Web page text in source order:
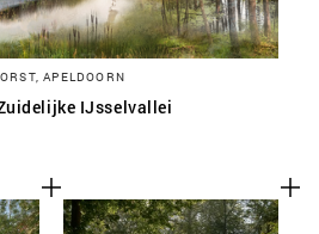
APELDOORN
IJsselvallei